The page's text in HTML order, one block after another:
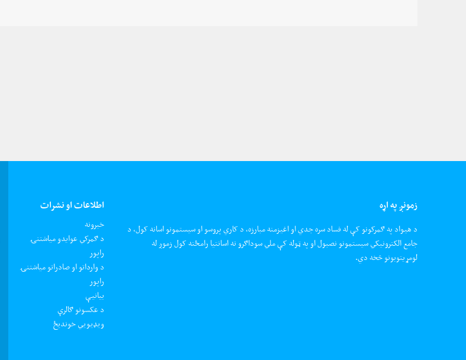
زمونږ په اړه
د هیواد په ګمرکونو کې له فساد سره جدي او اغیزمنه مبارزه، د کاري پروسو او سیستمونو اسانه کول، د
جامع الکترونیکي سیستمونو نصبول او په ټوله کې ملي سوداګرو ته اسانتیا رامځته کول زموږ له
لومړیتوبونو څخه دي.
اطلاعات او نشرات
خبرونه
د ګمرکي عوایدو میاشتنۍ
راپور
د وارداتو او صادراتو میاشتنۍ
راپور
بیانیې
د عکسونو ګالرې
ويډيويي خونديځ